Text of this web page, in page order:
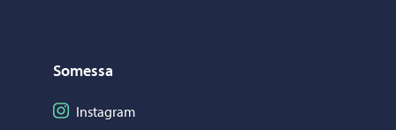
Somessa
Seuraa Instagram
Instagram